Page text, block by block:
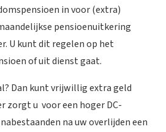
in voor (extra)
pensioenuitkering
U kunt dit regelen op het
of uit dienst gaat.
Dan kunt vrijwillig extra geld
zorgt u voor een hoger DC-
na uw overlijden een